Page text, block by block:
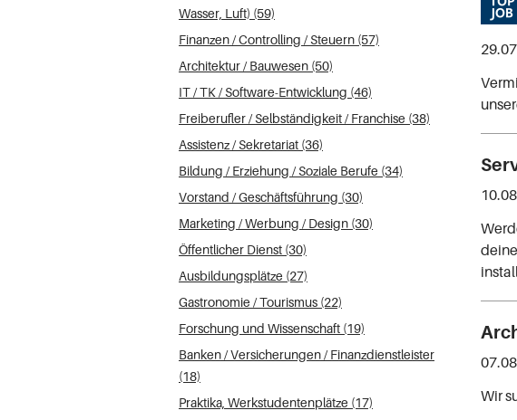
Wasser, Luft) (59)
Finanzen / Controlling / Steuern (57)
Architektur / Bauwesen (50)
IT / TK / Software-Entwicklung (46)
Freiberufler / Selbständigkeit / Franchise (38)
Assistenz / Sekretariat (36)
Bildung / Erziehung / Soziale Berufe (34)
Vorstand / Geschäftsführung (30)
Marketing / Werbung / Design (30)
Öffentlicher Dienst (30)
Ausbildungsplätze (27)
Gastronomie / Tourismus (22)
Forschung und Wissenschaft (19)
Banken / Versicherungen / Finanzdienstleister
(18)
Praktika, Werkstudentenplätze (17)
Wir